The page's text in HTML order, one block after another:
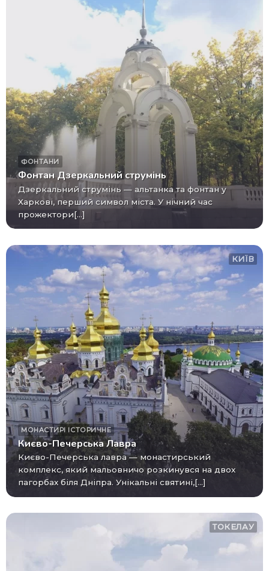
ФОНТАНИ
Фонтан Дзеркальний струмінь
Дзеркальний струмінь — альтанка та фонтан у
Харкові, перший символ міста. У нічний час
прожектори[...]
КИЇВ
МОНАСТИРІ ІСТОРИЧНЕ
Києво-Печерська Лавра
Києво-Печерська лавра — монастирський
комплекс, який мальовничо розкинувся на двох
пагорбах біля Дніпра. Унікальні святині,[...]
ТОКЕЛАУ